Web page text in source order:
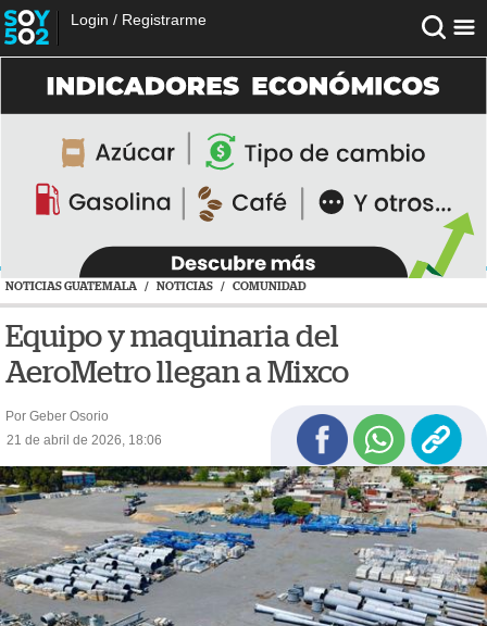
Login / Registrarme
NOTICIAS GUATEMALA / NOTICIAS / COMUNIDAD
Equipo y maquinaria del
AeroMetro llegan a Mixco
Por Geber Osorio
21 de abril de 2026, 18:06